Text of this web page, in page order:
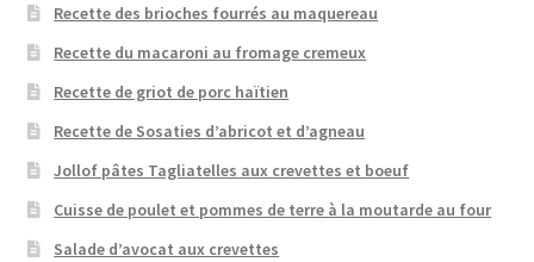
Recette des brioches fourrés au maquereau
Recette du macaroni au fromage cremeux
Recette de griot de porc haïtien
Recette de Sosaties d’abricot et d’agneau
Jollof pâtes Tagliatelles aux crevettes et boeuf
Cuisse de poulet et pommes de terre à la moutarde au four
Salade d’avocat aux crevettes